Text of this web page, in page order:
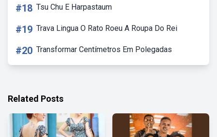
#18 Tsu Chu E Harpastaum
#19 Trava Lingua O Rato Roeu A Roupa Do Rei
#20 Transformar Centímetros Em Polegadas
Related Posts